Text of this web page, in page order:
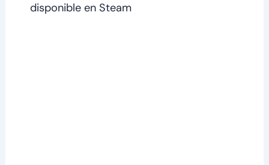
disponible en Steam